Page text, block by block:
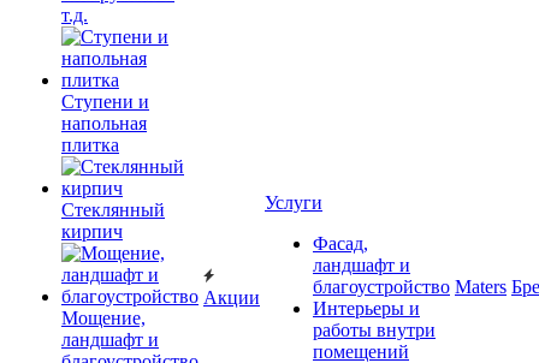
т.д.
Ступени и
напольная
плитка
Cтеклянный
кирпич
Мощение,
ландшафт и
Акции
Услуги
Фасад,
ландшафт и
благоустройство
Интерьеры и
работы внутри
помещений
Maters